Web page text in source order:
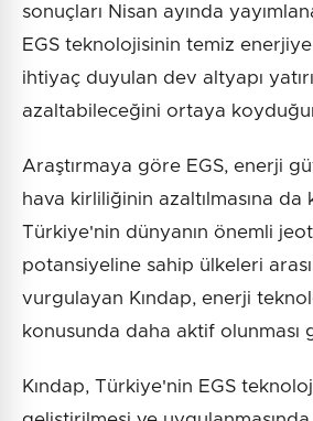
sonuçları Nisan ayında
EGS teknolojisinin temiz
ihtiyaç duyulan dev altyapı
azaltabileceğini ortaya
Araştırmaya göre EGS, enerji
hava kirliliğinin azaltılmasına da
Türkiye'nin dünyanın önemli
potansiyeline sahip ülkeleri
vurgulayan Kındap, enerji
konusunda daha aktif olunması
Kındap, Türkiye'nin EGS